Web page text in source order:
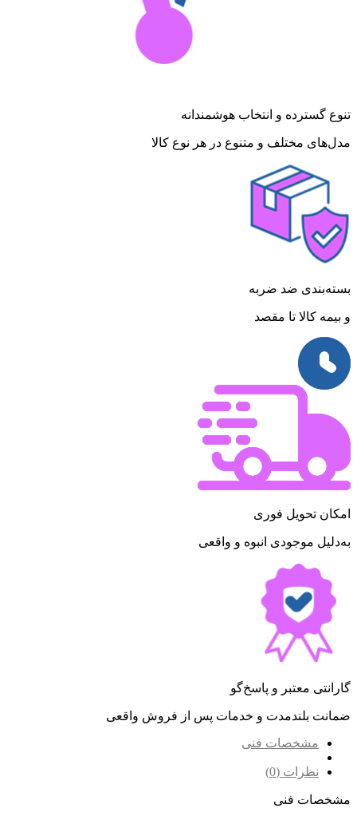
تنوع گسترده و انتخاب هوشمندانه
مدل‌های مختلف و متنوع در هر نوع کالا
بسته‌بندی ضد ضربه
و بیمه کالا تا مقصد
امکان تحویل فوری
به‌دلیل موجودی انبوه و واقعی
گارانتی معتبر و پاسخ‌گو
ضمانت بلندمدت و خدمات پس از فروش واقعی
مشخصات فنی
نظرات (0)
مشخصات فنی